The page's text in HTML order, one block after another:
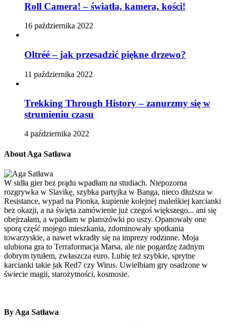
Roll Camera! – światła, kamera, kości!
16 października 2022
Oltréé – jak przesadzić piękne drzewo?
11 października 2022
Trekking Through History – zanurzmy się w
strumieniu czasu
4 października 2022
About Aga Satława
W sidła gier bez prądu wpadłam na studiach. Niepozorna
rozgrywka w Slavikę, szybka partyjka w Banga, nieco dłuższa w
Resistance, wypad na Pionka, kupienie kolejnej maleńkiej karcianki
bez okazji, a na święta zamówienie już czegoś większego... ani się
obejrzałam, a wpadłam w planszówki po uszy. Opanowały one
sporą część mojego mieszkania, zdominowały spotkania
towarzyskie, a nawet wkradły się na imprezy rodzinne. Moja
ulubiona gra to Terraformacja Marsa, ale nie pogardzę żadnym
dobrym tytułem, zwłaszcza euro. Lubię też szybkie, sprytne
karcianki takie jak Red7 czy Wirus. Uwielbiam gry osadzone w
świecie magii, starożytności, kosmosie.
By Aga Satława